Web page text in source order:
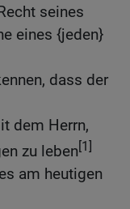
seines
eines {jeden}
dass der
dem Herrn,
zu leben[1]
am heutigen